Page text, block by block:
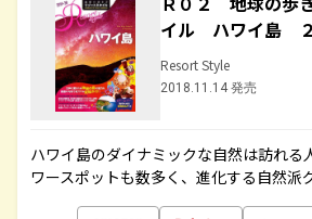
イル ハワイ島 ２
Resort Style
2018.11.14 発売
ハワイ島のダイナミックな自然は訪れる
ワースポットも数多く、進化する自然派